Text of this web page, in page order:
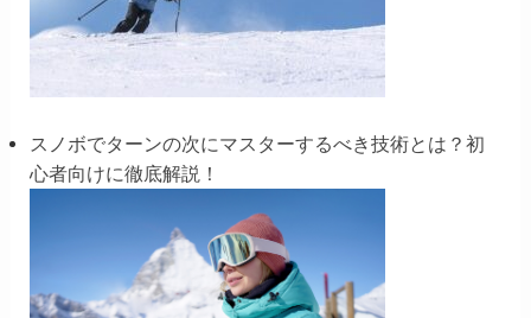
スノボでターンの次にマスターするべき技術とは？初
心者向けに徹底解説！